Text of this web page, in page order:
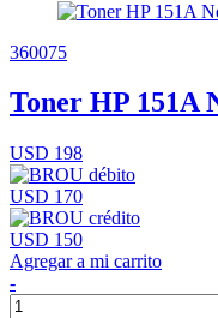
360075
Toner HP 151A
USD 198
USD 170
USD 150
Agregar a mi carrito
-